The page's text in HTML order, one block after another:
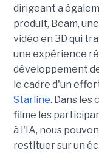
dirigeant a
produit, Beam,
vidéo en 3D qui
une expérience
développement
le cadre d'un
Starline. Dans les
filme les
à l'IA, nous
restituer sur un